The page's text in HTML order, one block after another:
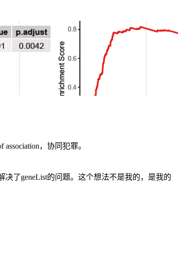
，协同犯罪。
了geneList的问题。这个想法不是我的，是我的